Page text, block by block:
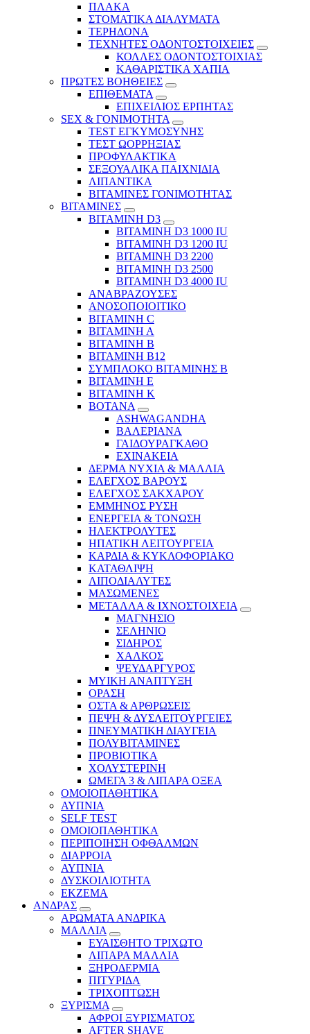
ΠΛΑΚΑ
ΣΤΟΜΑΤΙΚΑ ΔΙΑΛΥΜΑΤΑ
ΤΕΡΗΔΟΝΑ
ΤΕΧΝΗΤΕΣ ΟΔΟΝΤΟΣΤΟΙΧΕΙΕΣ
ΚΟΛΛΕΣ ΟΔΟΝΤΟΣΤΟΙΧΙΑΣ
ΚΑΘΑΡΙΣΤΙΚΑ ΧΑΠΙΑ
ΠΡΩΤΕΣ ΒΟΗΘΕΙΕΣ
ΕΠΙΘΕΜΑΤΑ
ΕΠΙΧΕΙΛΙΟΣ ΕΡΠΗΤΑΣ
SEX & ΓΟΝΙΜΟΤΗΤΑ
TEST ΕΓΚΥΜΟΣΥΝΗΣ
ΤΕΣΤ ΩΟΡΡΗΞΙΑΣ
ΠΡΟΦΥΛΑΚΤΙΚΑ
ΣΕΞΟΥΑΛΙΚΑ ΠΑΙΧΝΙΔΙΑ
ΛΙΠΑΝΤΙΚΑ
ΒΙΤΑΜΙΝΕΣ ΓΟΝΙΜΟΤΗΤΑΣ
ΒΙΤΑΜΙΝΕΣ
ΒΙΤΑΜΙΝΗ D3
ΒΙΤΑΜΙΝΗ D3 1000 IU
ΒΙΤΑΜΙΝΗ D3 1200 IU
ΒΙΤΑΜΙΝΗ D3 2200
ΒΙΤΑΜΙΝΗ D3 2500
BITAMINH D3 4000 IU
ΑΝΑΒΡΑΖΟΥΣΕΣ
ΑΝΟΣΟΠΟΙΟΙΤΙΚΟ
ΒΙΤΑΜΙΝΗ C
ΒΙΤΑΜΙΝΗ Α
ΒΙΤΑΜΙΝΗ Β
ΒΙΤΑΜΙΝΗ Β12
ΣΥΜΠΛΟΚΟ ΒΙΤΑΜΙΝΗΣ Β
ΒΙΤΑΜΙΝΗ Ε
ΒΙΤΑΜΙΝΗ Κ
ΒΟΤΑΝΑ
ASHWAGANDHA
ΒΑΛΕΡΙΑΝΑ
ΓΑΙΔΟΥΡΑΓΚΑΘΟ
ΕΧΙΝΑΚΕΙΑ
ΔΕΡΜΑ ΝΥΧΙΑ & ΜΑΛΛΙΑ
ΕΛΕΓΧΟΣ ΒΑΡΟΥΣ
ΕΛΕΓΧΟΣ ΣΑΚΧΑΡΟΥ
ΕΜΜΗΝΟΣ ΡΥΣΗ
ΕΝΕΡΓΕΙΑ & ΤΟΝΩΣΗ
ΗΛΕΚΤΡΟΛΥΤΕΣ
ΗΠΑΤΙΚΗ ΛΕΙΤΟΥΡΓΕΙΑ
ΚΑΡΔΙΑ & ΚΥΚΛΟΦΟΡΙΑΚΟ
ΚΑΤΑΘΛΙΨΗ
ΛΙΠΟΔΙΑΛΥΤΕΣ
ΜΑΣΩΜΕΝΕΣ
ΜΕΤΑΛΛΑ & ΙΧΝΟΣΤΟΙΧΕΙΑ
ΜΑΓΝΗΣΙΟ
ΣΕΛΗΝΙΟ
ΣΙΔΗΡΟΣ
ΧΑΛΚΟΣ
ΨΕΥΔΑΡΓΥΡΟΣ
ΜΥΙΚΗ ΑΝΑΠΤΥΞΗ
ΟΡΑΣΗ
ΟΣΤΑ & ΑΡΘΡΩΣΕΙΣ
ΠΕΨΗ & ΔΥΣΛΕΙΤΟΥΡΓΕΙΕΣ
ΠΝΕΥΜΑΤΙΚΗ ΔΙΑΥΓΕΙΑ
ΠΟΛΥΒΙΤΑΜΙΝΕΣ
ΠΡΟΒΙΟΤΙΚΑ
ΧΟΛΥΣΤΕΡΙΝΗ
ΩΜΕΓΑ 3 & ΛΙΠΑΡΑ ΟΞΕΑ
ΟΜΟΙΟΠΑΘΗΤΙΚΑ
ΑΥΠΝΙΑ
SELF TEST
ΟΜΟΙΟΠΑΘΗΤΙΚΑ
ΠΕΡΙΠΟΙΗΣΗ ΟΦΘΑΛΜΩΝ
ΔΙΑΡΡΟΙΑ
ΑΥΠΝΙΑ
ΔΥΣΚΟΙΛΙΟΤΗΤΑ
ΕΚΖΕΜΑ
ΑΝΔΡΑΣ
ΑΡΩΜΑΤΑ ΑΝΔΡΙΚΑ
ΜΑΛΛΙΑ
ΕΥΑΙΣΘΗΤΟ ΤΡΙΧΩΤΟ
ΛΙΠΑΡΑ ΜΑΛΛΙΑ
ΞΗΡΟΔΕΡΜΙΑ
ΠΙΤΥΡΙΔΑ
ΤΡΙΧΟΠΤΩΣΗ
ΞΥΡΙΣΜΑ
ΑΦΡΟΙ ΞΥΡΙΣΜΑΤΟΣ
AFTER SHAVE